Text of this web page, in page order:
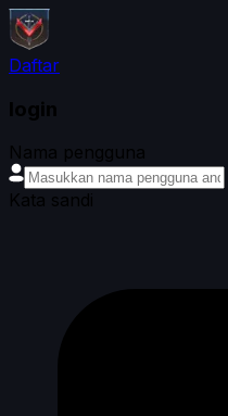
Daftar
login
Nama pengguna
Kata sandi